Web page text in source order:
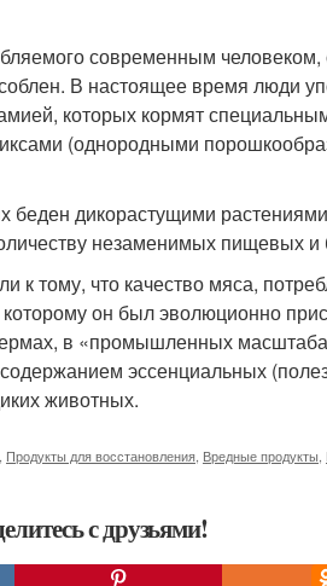
современным
В настоящее время люди
которых кормят
(однородными
беден дикорастущими
незаменимых пищевых и
к тому, что качество мяса,
которому он был эволюционно
в «промышленных
эссенциальных
животных.
Продукты для восстановления Вредные продукты
с друзьями!